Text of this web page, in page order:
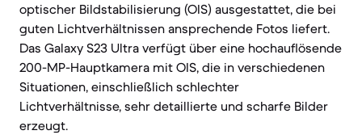
optischer Bildstabilisierung (OIS) ausgestattet, die bei
guten Lichtverhältnissen ansprechende Fotos liefert.
Das Galaxy S23 Ultra verfügt über eine hochauflösende
200-MP-Hauptkamera mit OIS, die in verschiedenen
Situationen, einschließlich schlechter
Lichtverhältnisse, sehr detaillierte und scharfe Bilder
erzeugt.